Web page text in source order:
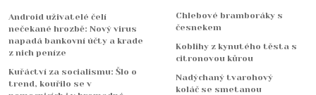
Android uživatelé čelí
nečekané hrozbě: Nový virus
napadá bankovní účty a krade
z nich peníze
Kuřáctví za socialismu: Šlo o
trend, kouřilo se v
Chlebové bramboráky s
česnekem
Koblihy z kynutého těsta s
citronovou kůrou
Nadýchaný tvarohový
koláč se smetanou